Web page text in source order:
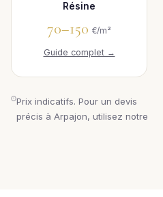
Résine
70–150 €/m²
Guide complet →
Prix indicatifs. Pour un devis
précis à Arpajon, utilisez notre